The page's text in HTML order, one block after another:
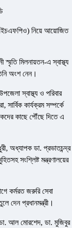
নিয়ে আয়োজিত
স্মৃতি মিলনায়তন-এ স্বাস্থ্য
অংশ নেন।
স্বাস্থ্য ও পরিবার
সার্বিক কার্যক্রম সম্পর্কে
কাছে পৌঁছে দিতে এ
অধ্যাপক ডা. প্রভাতচন্দ্র
সংশ্লিষ্ট মন্ত্রণালয়ের
কর্মরত জরুরি সেবা
দেন প্রধানমন্ত্রী।
আল মোরশেদ, ডা. মুজিবুর